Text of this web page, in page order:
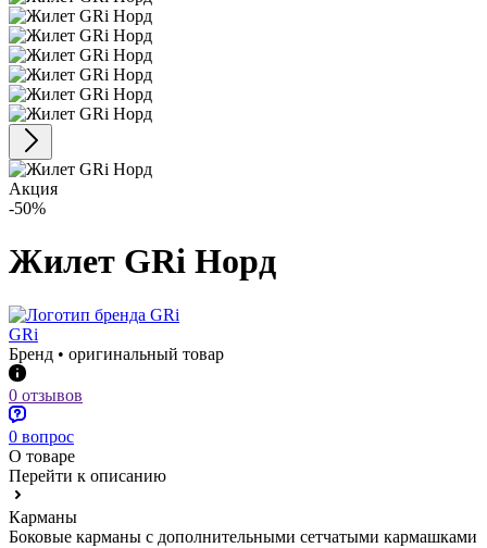
Акция
-50%
Жилет GRi Норд
GRi
Бренд • оригинальный товар
0 отзывов
0 вопрос
О товаре
Перейти к описанию
Карманы
Боковые карманы с дополнительными сетчатыми кармашками